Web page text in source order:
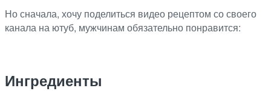
Но сначала, хочу поделиться видео рецептом со своего
канала на ютуб, мужчинам обязательно понравится:
Ингредиенты